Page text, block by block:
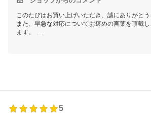
このたびはお買い上げいただき、誠にありがとう
また、早急な対応についてお褒めの言葉を頂戴
ます。
これからもご満足いただける商品とサービスを
5